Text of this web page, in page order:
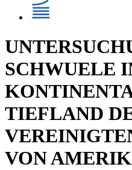
SCHWUELE
TIEFLAND
VON